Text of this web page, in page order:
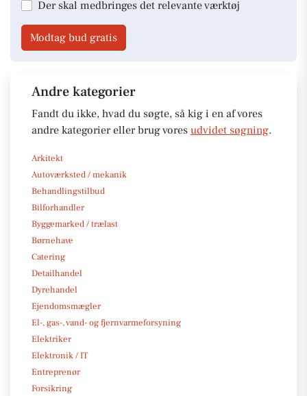
Der skal medbringes det relevante værktøj
Modtag bud gratis
Andre kategorier
Fandt du ikke, hvad du søgte, så kig i en af vores
andre kategorier eller brug vores udvidet søgning.
Arkitekt
Autoværksted / mekanik
Behandlingstilbud
Bilforhandler
Byggemarked / trælast
Børnehave
Catering
Detailhandel
Dyrehandel
Ejendomsmægler
El-, gas-, vand- og fjernvarmeforsyning
Elektriker
Elektronik / IT
Entreprenør
Forsikring